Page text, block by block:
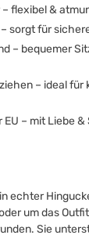
– flexibel &
sorgt für
– bequemer
– ideal für
– mit Liebe
echter
um das
Sie